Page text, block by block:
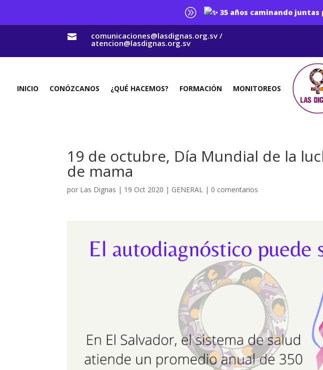
A 35 años caminando juntas
 comunicaciones@lasdignas.org.sv /
atencion@lasdignas.org.sv
INICIO CONÓZCANOS ¿QUÉ HACEMOS? FORMACIÓN MONITOREOS
19 de octubre, Día Mundial de la
de mama
por Las Dignas | 19 Oct 2020 | GENERAL | 0 comentarios